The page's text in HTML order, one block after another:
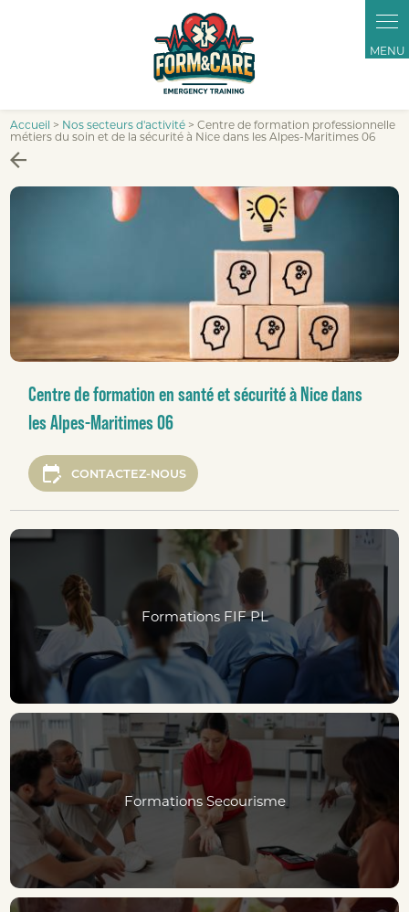
Accueil > Nos secteurs d'activité > Centre de formation professionnelle
métiers du soin et de la sécurité à Nice dans les Alpes-Maritimes 06
Centre de formation en santé et sécurité à Nice dans
les Alpes-Maritimes 06
edit_calendar CONTACTEZ-NOUS
Formations FIF PL
Formations Secourisme